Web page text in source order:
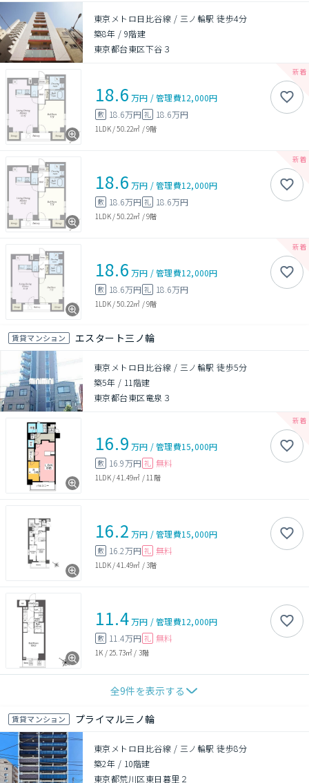
東京メトロ日比谷線 / 三ノ輪駅 徒歩4分
築8年 / 9階建
東京都台東区下谷３
18.6 万円 /管理費12,000円
敷 18.6万円 礼 18.6万円
1LDK/50.22㎡ /9階
18.6 万円 /管理費12,000円
敷 18.6万円 礼 18.6万円
1LDK/50.22㎡ /9階
18.6 万円 /管理費12,000円
敷 18.6万円 礼 18.6万円
1LDK/50.22㎡ /9階
賃貸マンション エスタート三ノ輪
東京メトロ日比谷線 / 三ノ輪駅 徒歩5分
築5年 / 11階建
東京都台東区竜泉３
16.9 万円 /管理費15,000円
敷 16.9万円 礼 無料
1LDK/41.49㎡ / 11階
16.2 万円 /管理費15,000円
敷 16.2万円 礼 無料
1LDK/41.49㎡ /3階
11.4万円 /管理費12,000円
敷 11.4万円 礼 無料
1K / 25.73㎡ / 3階
全9件を表示する
賃貸マンション プライマル三ノ輪
東京メトロ日比谷線 / 三ノ輪駅 徒歩8分
築2年 / 10階建
東京都荒川区東日暮里２